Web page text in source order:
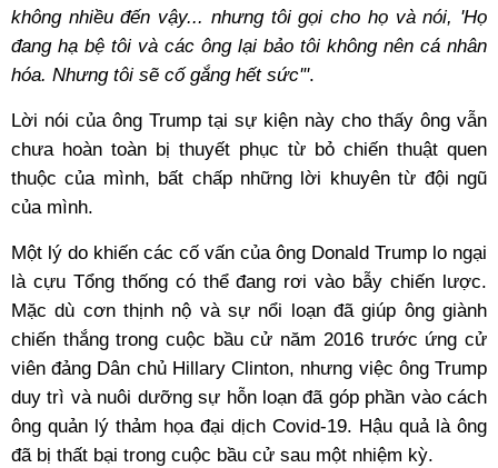
không nhiều đến vậy... nhưng tôi gọi cho họ và nói, 'Họ
đang hạ bệ tôi và các ông lại bảo tôi không nên cá nhân
hóa. Nhưng tôi sẽ cố gắng hết sức'".
Lời nói của ông Trump tại sự kiện này cho thấy ông vẫn
chưa hoàn toàn bị thuyết phục từ bỏ chiến thuật quen
thuộc của mình, bất chấp những lời khuyên từ đội ngũ
của mình.
Một lý do khiến các cố vấn của ông Donald Trump lo ngại
là cựu Tổng thống có thể đang rơi vào bẫy chiến lược.
Mặc dù cơn thịnh nộ và sự nổi loạn đã giúp ông giành
chiến thắng trong cuộc bầu cử năm 2016 trước ứng cử
viên đảng Dân chủ Hillary Clinton, nhưng việc ông Trump
duy trì và nuôi dưỡng sự hỗn loạn đã góp phần vào cách
ông quản lý thảm họa đại dịch Covid-19. Hậu quả là ông
đã bị thất bại trong cuộc bầu cử sau một nhiệm kỳ.